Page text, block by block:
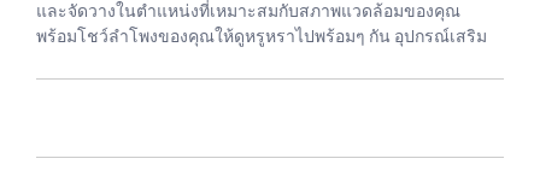
และจัดวางในตำแหน่งที่เหมาะสมกับสภาพแวดล้อมของคุณ
พร้อมโชว์ลำโพงของคุณให้ดูหรูหราไปพร้อมๆ กัน อุปกรณ์เสริม